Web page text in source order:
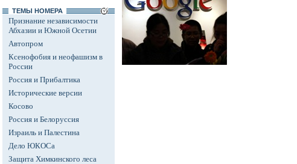
ТЕМЫ НОМЕРА
Признание независимости
Абхазии и Южной Осетии
Автопром
Ксенофобия и неофашизм в
России
Россия и Прибалтика
Исторические версии
Косово
Россия и Белоруссия
Израиль и Палестина
Дело ЮКОСа
Защита Химкинского леса